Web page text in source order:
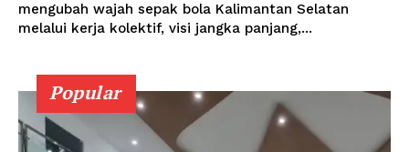
mengubah wajah sepak bola Kalimantan Selatan
melalui kerja kolektif, visi jangka panjang,...
Popular